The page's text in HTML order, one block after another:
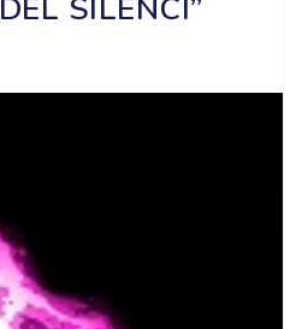
SILENCI”